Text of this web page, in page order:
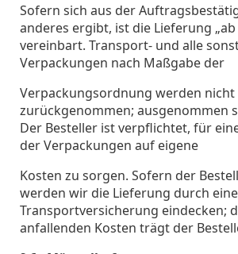
Sofern sich aus der
anderes ergibt, ist die Lieferung „ab
vereinbart. Transport- und alle
Verpackungen nach Maßgabe der
Verpackungsordnung werden nicht
zurückgenommen; ausgenommen
Der Besteller ist verpflichtet, für
der Verpackungen auf eigene
Kosten zu sorgen. Sofern der
werden wir die Lieferung durch eine
Transportversicherung eindecken;
anfallenden Kosten trägt der